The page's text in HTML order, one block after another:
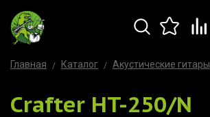
Главная Каталог Акустические гитары
Crafter HT-250/N